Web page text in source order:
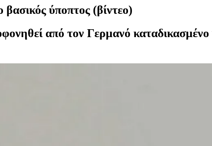
ύποπτος (βίντεο)
από τον Γερμανό καταδικασμένο